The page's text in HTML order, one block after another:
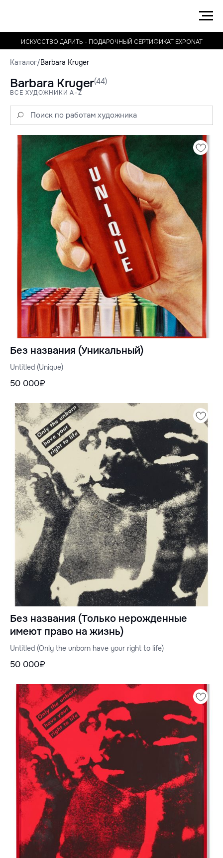
ИСКУССТВО ДАРИТЬ - ПОДАРОЧНЫЙ СЕРТИФИКАТ EXPONAT
Каталог/Barbara Kruger
Barbara Kruger(44)
ВСЕ ХУДОЖНИКИ A–Z
Без названия (Уникальный)
Untitled (Unique)
50 000₽
Без названия (Только нерожденные
имеют право на жизнь)
Untitled (Only the unborn have your right to life)
50 000₽